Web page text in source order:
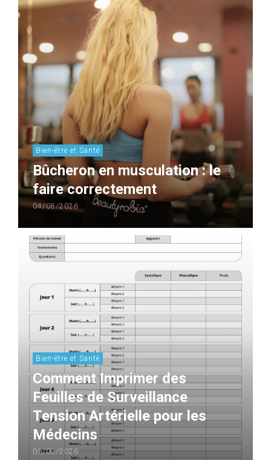
Bien-être et Santé
Bûcheron en musculation : le
faire correctement
04/08/2026
Bien-être et Santé
Comment Imprimer des
Feuilles de Surveillance
Tension Artérielle pour les
Médecins
03/08/2026